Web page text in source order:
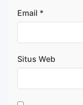
Email *
Situs Web